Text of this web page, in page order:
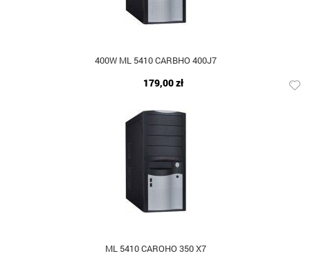
400W ML 5410 CARBHO 400J7
179,00 zł
ML 5410 CAROHO 350 X7